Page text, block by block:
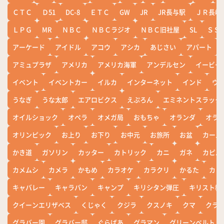
ＣＴＣ
Ｄ51 DC-8 ＥＴＣ GW JR JR長与駅
ＪＲ長崎
ＬＰＧ
MR ＮＢＣ ＮＢＣラジオ ＮＢＣ旧社屋 SL
ＳＳ
アーケード
アイドル アコウ アシカ あじさい アパート
アミュプラザ
アメリカ アメリカ海軍 アンデルセン
イービー
イベント
イベントカー イルカ インターネット インド
ウ
うなぎ
うな太郎 エアロビクス えぷろん
エミネントスラック
オイルショック
オペラ オメガ局 おもちゃ オランダ
オラ
オリンピック
お上り お下り お中元 お旅所 お盆
カー
かき道
ガソリン カッター カトリック カニ ガネ
カピバ
カメムシ
カメラ かもめ カラオケ カラクリ かるた
カレ
キャバレー
キャラバン キャンプ キリシタン弾圧
キリスト教
クイーンエリザベス
くじゃく クジラ クスノキ クマ
クラ